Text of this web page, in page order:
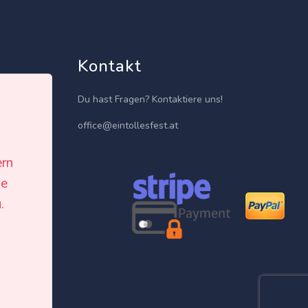
Kontakt
Du hast Fragen? Kontaktiere uns!
office@eintollesfest.at